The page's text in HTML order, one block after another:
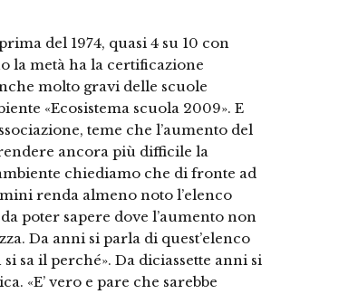
del 1974, quasi 4 su 10 con
la metà ha la certificazione
molto gravi delle scuole
«Ecosistema scuola 2009». E
teme che l’aumento del
ancora più difficile la
chiediamo che di fronte ad
renda almeno noto l’elenco
poter sapere dove l’aumento non
Da anni si parla di quest’elenco
sa il perché». Da diciassette anni si
«E’ vero e pare che sarebbe